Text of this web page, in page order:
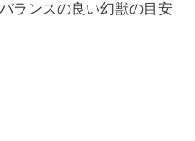
ランスの良い幻獣の目安